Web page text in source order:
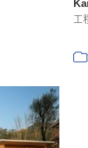
工